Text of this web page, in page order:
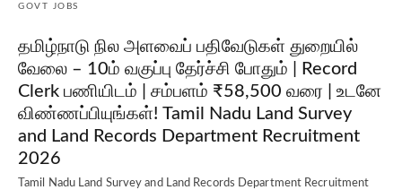
GOVT JOBS
தமிழ்நாடு நில அளவைப் பதிவேடுகள் துறையில்
வேலை – 10ம் வகுப்பு தேர்ச்சி போதும் | Record
Clerk பணியிடம் | சம்பளம் ₹58,500 வரை | உடனே
விண்ணப்பியுங்கள்! Tamil Nadu Land Survey
and Land Records Department Recruitment
2026
Tamil Nadu Land Survey and Land Records Department Recruitment